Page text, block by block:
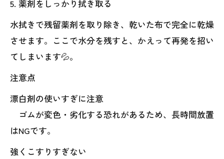
5. 薬剤をしっかり拭き取る
水拭きで残留薬剤を取り除き、乾いた布で完全に乾燥
させます。ここで水分を残すと、かえって再発を招い
てしまいます💦。
注意点
漂白剤の使いすぎに注意
ゴムが変色・劣化する恐れがあるため、長時間放置
はNGです。
強くこすりすぎない